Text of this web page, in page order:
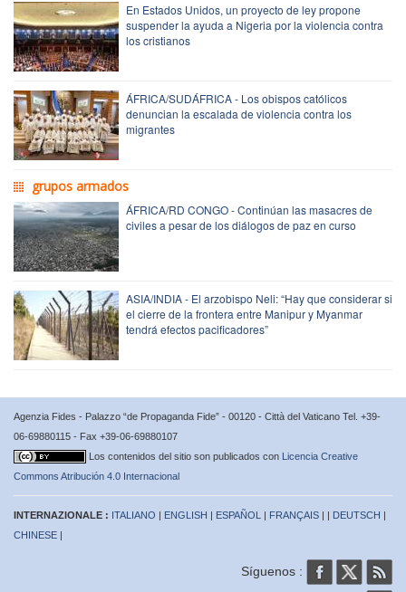
En Estados Unidos, un proyecto de ley propone
suspender la ayuda a Nigeria por la violencia contra
los cristianos
ÁFRICA/SUDÁFRICA - Los obispos católicos
denuncian la escalada de violencia contra los
migrantes
grupos armados
ÁFRICA/RD CONGO - Continúan las masacres de
civiles a pesar de los diálogos de paz en curso
ASIA/INDIA - El arzobispo Neli: “Hay que considerar si
el cierre de la frontera entre Manipur y Myanmar
tendrá efectos pacificadores”
Agenzia Fides - Palazzo “de Propaganda Fide” - 00120 - Città del Vaticano Tel. +39-
06-69880115 - Fax +39-06-69880107
Los contenidos del sitio son publicados con Licencia Creative
Commons Atribución 4.0 Internacional
INTERNAZIONALE : ITALIANO | ENGLISH | ESPAÑOL | FRANÇAIS | | DEUTSCH |
CHINESE |
Síguenos :